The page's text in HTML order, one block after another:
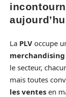
La PLV occupe
le secteur,
mais toutes
les ventes en